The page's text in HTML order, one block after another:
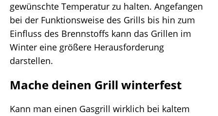
gewünschte Temperatur zu halten. Angefangen
bei der Funktionsweise des Grills bis hin zum
Einfluss des Brennstoffs kann das Grillen im
Winter eine größere Herausforderung
darstellen.
Mache deinen Grill winterfest
Kann man einen Gasgrill wirklich bei kaltem